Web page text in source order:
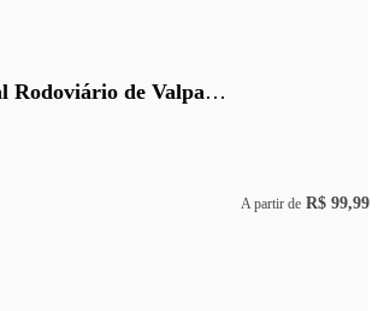
Terminal Rodoviário de Valparaiso de Goiás
A partir de R$ 99,99